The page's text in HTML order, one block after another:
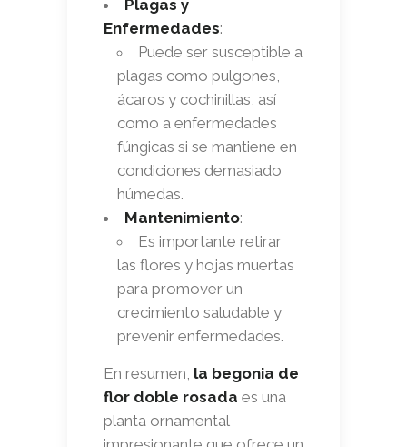
Plagas y
Enfermedades:
Puede ser susceptible a
plagas como pulgones,
ácaros y cochinillas, así
como a enfermedades
fúngicas si se mantiene en
condiciones demasiado
húmedas.
Mantenimiento:
Es importante retirar
las flores y hojas muertas
para promover un
crecimiento saludable y
prevenir enfermedades.
En resumen, la begonia de
flor doble rosada es una
planta ornamental